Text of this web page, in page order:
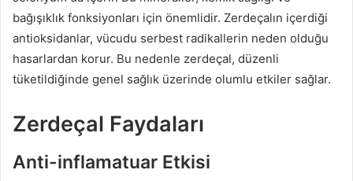
bağışıklık fonksiyonları için önemlidir. Zerdeçalın içerdiği
antioksidanlar, vücudu serbest radikallerin neden olduğu
hasarlardan korur. Bu nedenle zerdeçal, düzenli
tüketildiğinde genel sağlık üzerinde olumlu etkiler sağlar.
Zerdeçal Faydaları
Anti-inflamatuar Etkisi